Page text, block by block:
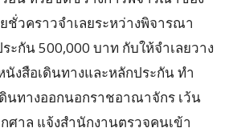
วคราวจำเลยระหว่างพิจารณา
ะกัน 500,000 บาท กับให้จำเลยวาง
งสือเดินทางและหลักประกัน ทำ
นทางออกนอกราชอาณาจักร เว้น
าล แจ้งสำนักงานตรวจคนเข้า